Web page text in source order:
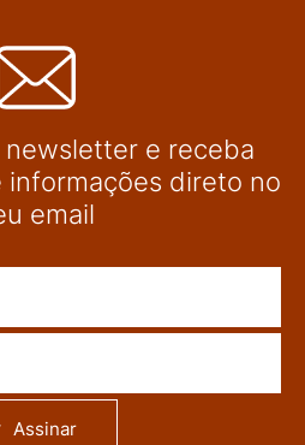
newsletter e receba
informações direto no
email
Assinar